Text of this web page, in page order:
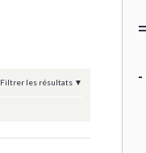
Filtrer les résultats